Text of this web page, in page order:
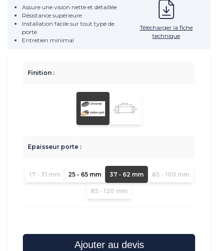
Assure une vision nette et détaillée
Résistance supérieure
Installation facile sur tout type de
porte
Entretien minimal
Télécharger la fiche
technique
Finition :
Epaisseur porte :
17 - 31 mm 25 - 65 mm 37 - 62 mm 85 - 100 mm
85 - 120 mm
Ajouter au devis